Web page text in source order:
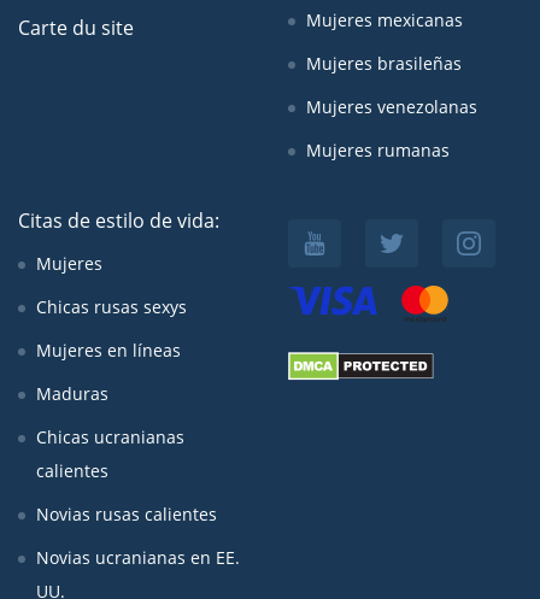
Carte du site
Mujeres mexicanas
Mujeres brasileñas
Mujeres venezolanas
Mujeres rumanas
Citas de estilo de vida:
Mujeres
Chicas rusas sexys
Mujeres en líneas
Maduras
Chicas ucranianas
calientes
Novias rusas calientes
Novias ucranianas en EE.
UU.